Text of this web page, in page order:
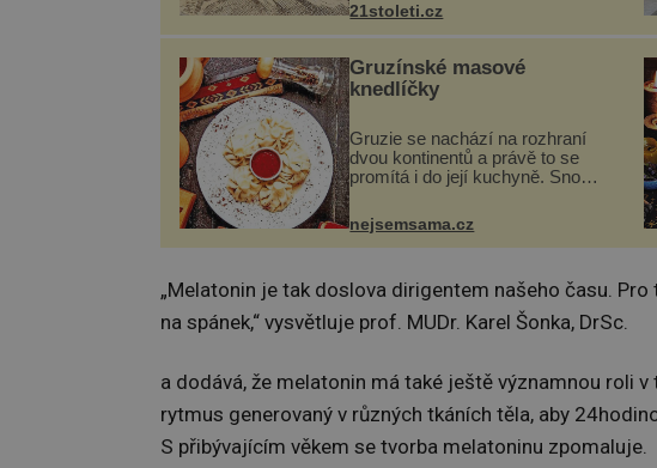
ukládá v blízkosti kloubů,
nejčastěji přitom postihuje palce
21stoleti.cz
Gruzínské masové
knedlíčky
Gruzie se nachází na rozhraní
dvou kontinentů a právě to se
promítá i do její kuchyně. Snoubí
a díky tomu vznikají rozmanité a
chuťově bohaté pokrmy, které
rozhodně st...
nejsemsama.cz
„Melatonin je tak doslova dirigentem našeho času.
na spánek,“ vysvětluje prof. MUDr. Karel Šonka, DrSc.
a dodává, že melatonin má také ještě významnou roli
rytmus generovaný v různých tkáních těla, aby
S přibývajícím věkem se tvorba melatoninu zpomaluje.